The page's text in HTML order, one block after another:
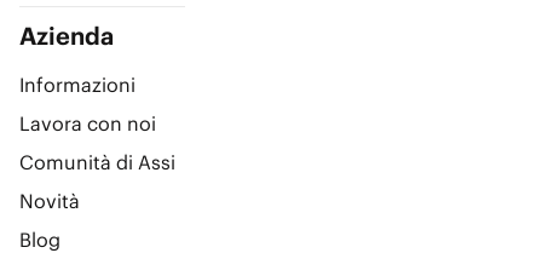
Azienda
Informazioni
Lavora con noi
Comunità di Assi
Novità
Blog